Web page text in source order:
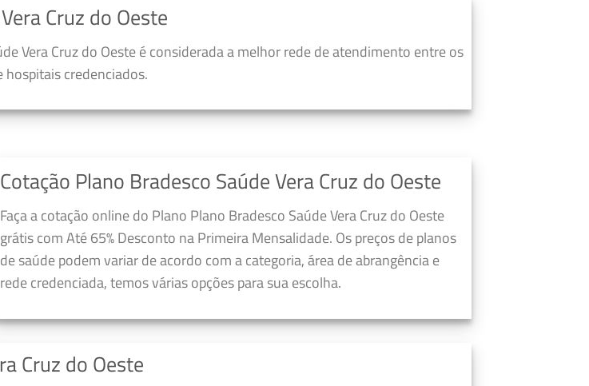
Cruz do Oeste
Vera Cruz do Oeste é considerada a melhor rede de atendimento entre os
hospitais credenciados.
Cotação Plano Bradesco Saúde Vera Cruz do Oeste
Faça a cotação online do Plano Plano Bradesco Saúde Vera Cruz do Oeste
grátis com Até 65% Desconto na Primeira Mensalidade. Os preços de planos
de saúde podem variar de acordo com a categoria, área de abrangência e
rede credenciada, temos várias opções para sua escolha.
Cruz do Oeste